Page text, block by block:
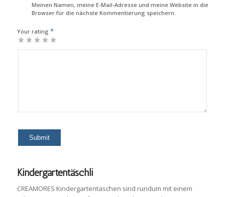
Meinen Namen, meine E-Mail-Adresse und meine Website in diesem
Browser für die nächste Kommentierung speichern.
Your rating *
1
2
3
4
5
Kindergartentäschli
CREAMORES Kindergartentaschen sind rundum mit einem